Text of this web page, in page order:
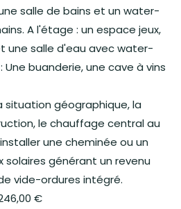
salle de bains et un water-
A l'étage : un espace jeux,
une salle d'eau avec water-
Une buanderie, une cave à vins
situation géographique, la
le chauffage central au
une cheminée ou un
solaires générant un revenu
vide-ordures intégré.
€